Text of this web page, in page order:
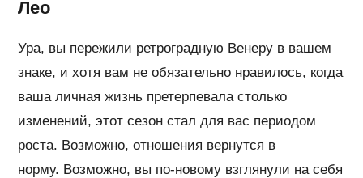
Лео
Ура, вы пережили ретроградную Венеру в вашем
знаке, и хотя вам не обязательно нравилось, когда
ваша личная жизнь претерпевала столько
изменений, этот сезон стал для вас периодом
роста. Возможно, отношения вернутся в
норму. Возможно, вы по-новому взглянули на себя